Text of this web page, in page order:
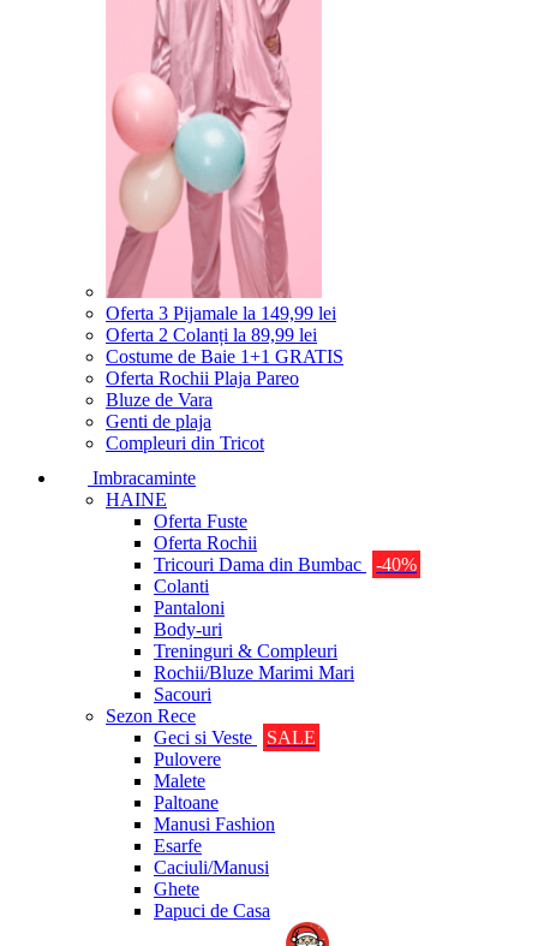
Oferta 3 Pijamale la 149,99 lei
Oferta 2 Colanți la 89,99 lei
Costume de Baie 1+1 GRATIS
Oferta Rochii Plaja Pareo
Bluze de Vara
Genti de plaja
Compleuri din Tricot
Imbracaminte
HAINE
Oferta Fuste
Oferta Rochii
Tricouri Dama din Bumbac
-40%
Colanti
Pantaloni
Body-uri
Treninguri & Compleuri
Rochii/Bluze Marimi Mari
Sacouri
Sezon Rece
Geci si Veste
SALE
Pulovere
Malete
Paltoane
Manusi Fashion
Esarfe
Caciuli/Manusi
Ghete
Papuci de Casa